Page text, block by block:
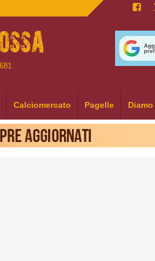
Calciomercato Pagelle